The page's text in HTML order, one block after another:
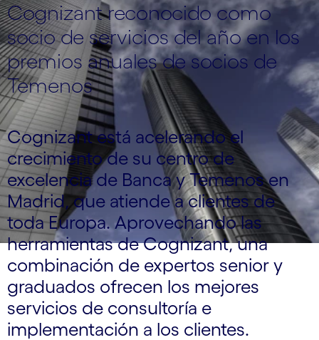
Cognizant reconocido como
socio de servicios del año en los
premios anuales de socios de
Temenos
Cognizant está acelerando el
crecimiento de su centro de
excelencia de Banca y Temenos en
Madrid, que atiende a clientes de
toda Europa. Aprovechando las
herramientas de Cognizant, una
combinación de expertos senior y
graduados ofrecen los mejores
servicios de consultoría e
implementación a los clientes.